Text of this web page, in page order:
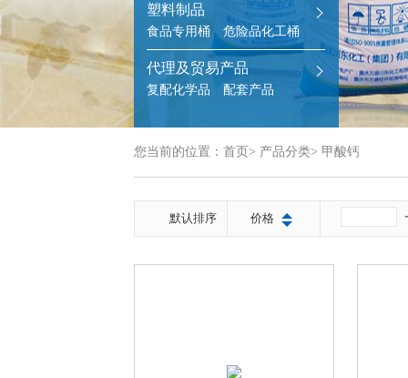
塑料制品
食品专用桶 危险品化工桶
代理及贸易产品
复配化学品 配套产品
您当前的位置： 首页 > 产品分类> 甲酸钙
默认排序 价格